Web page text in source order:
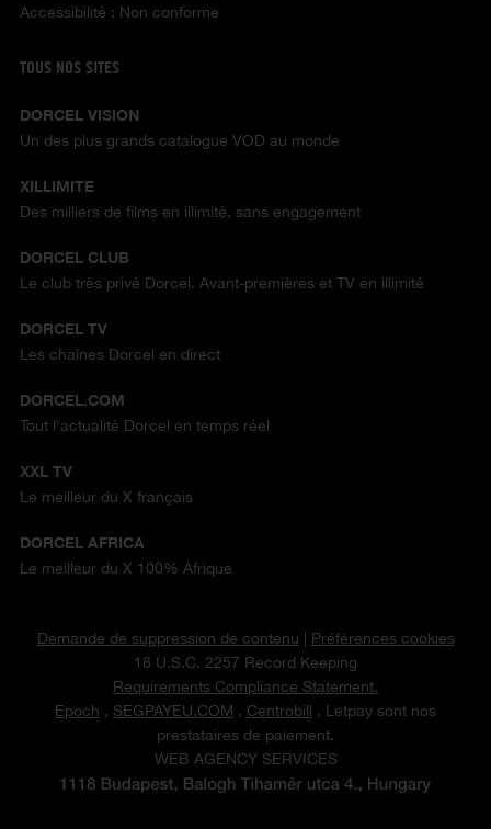
Accessibilité : Non conforme
TOUS NOS SITES
DORCEL VISION
Un des plus grands catalogue VOD au monde
XILLIMITE
Des milliers de films en illimité, sans engagement
DORCEL CLUB
Le club très privé Dorcel. Avant-premières et TV en illimité
DORCEL TV
Les chaînes Dorcel en direct
DORCEL.COM
Tout l'actualité Dorcel en temps réel
XXL TV
Le meilleur du X français
DORCEL AFRICA
Le meilleur du X 100% Afrique
Demande de suppression de contenu | Préférences cookies
18 U.S.C. 2257 Record Keeping
Requirements Compliance Statement.
Epoch , SEGPAYEU.COM , Centrobill , Letpay sont nos
prestataires de paiement.
WEB AGENCY SERVICES